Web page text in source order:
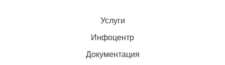
Услуги
Инфоцентр
Документация